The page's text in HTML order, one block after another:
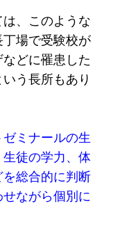
、このような
場で受験校が
どに罹患した
う長所もあり
ミナールの生
徒の学力、体
総合的に判断
ながら個別に